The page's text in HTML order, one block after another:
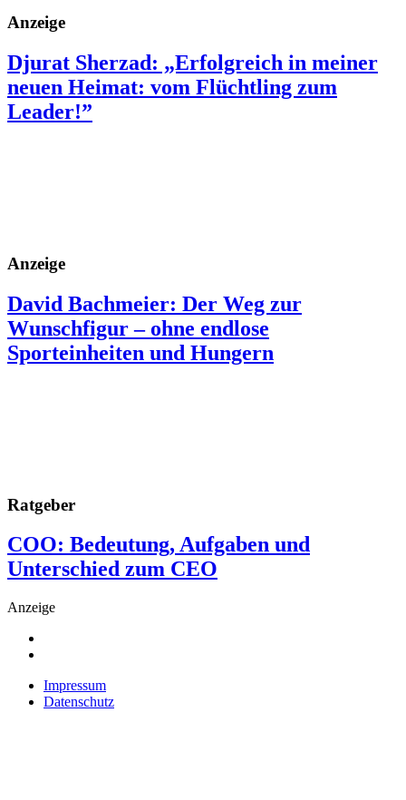
Anzeige
Djurat Sherzad: „Erfolgreich in meiner
neuen Heimat: vom Flüchtling zum
Leader!”
Anzeige
David Bachmeier: Der Weg zur
Wunschfigur – ohne endlose
Sporteinheiten und Hungern
Ratgeber
COO: Bedeutung, Aufgaben und
Unterschied zum CEO
Anzeige
Impressum
Datenschutz